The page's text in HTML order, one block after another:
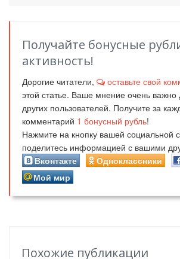
Получайте бонусные
активность!
Дорогие читатели, оставьте свой
этой статье. Ваше мнение очень важно
других пользователей. Получите за
комментарий 1 бонусный рубль!
Нажмите на кнопку вашей социальной
поделитесь информацией с вашими
Вконтакте
Одноклассники
Мой мир
Похожие публикации